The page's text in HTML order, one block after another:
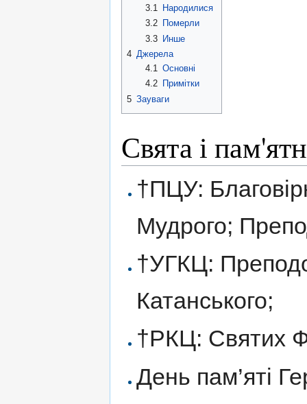
3.1
Народилися
3.2
Померли
3.3
Инше
4 Джерела
4.1 Основні
4.2
Примітки
5 Зауваги
Свята і
†ПЦУ:
Мудрого;
†УГКЦ:
Катанського;
†РКЦ: Святих
День пам’яті